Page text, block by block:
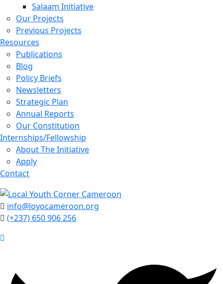
Salaam Initiative
Our Projects
Previous Projects
Resources
Publications
Blog
Policy Briefs
Newsletters
Strategic Plan
Annual Reports
Our Constitution
Internships/Fellowship
About The Initiative
Apply
Contact
info@loyocameroon.org
(+237) 650 906 256